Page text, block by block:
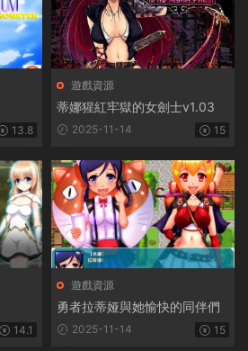
13.8
遊戲資源
蒂娜猩紅牢獄的女劍士v1.03
2025-11-14 15
14.1
遊戲資源
勇者拉蒂娅與她愉快的同伴們
2025-11-14 15